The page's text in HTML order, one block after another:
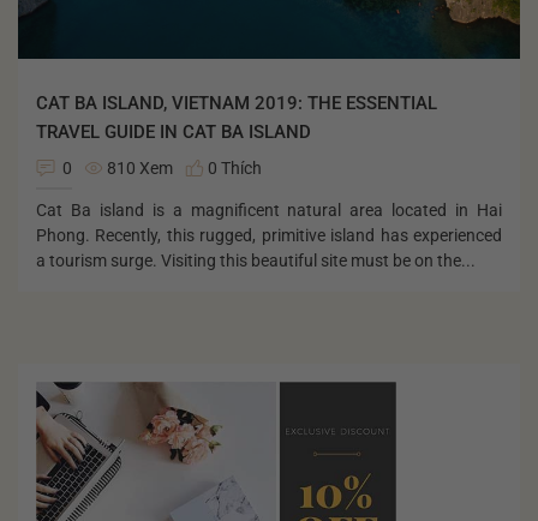
CAT BA ISLAND, VIETNAM 2019: THE ESSENTIAL
TRAVEL GUIDE IN CAT BA ISLAND
0 810 Xem 0 Thích
Cat Ba island is a magnificent natural area located in Hai
Phong. Recently, this rugged, primitive island has experienced
a tourism surge. Visiting this beautiful site must be on the...